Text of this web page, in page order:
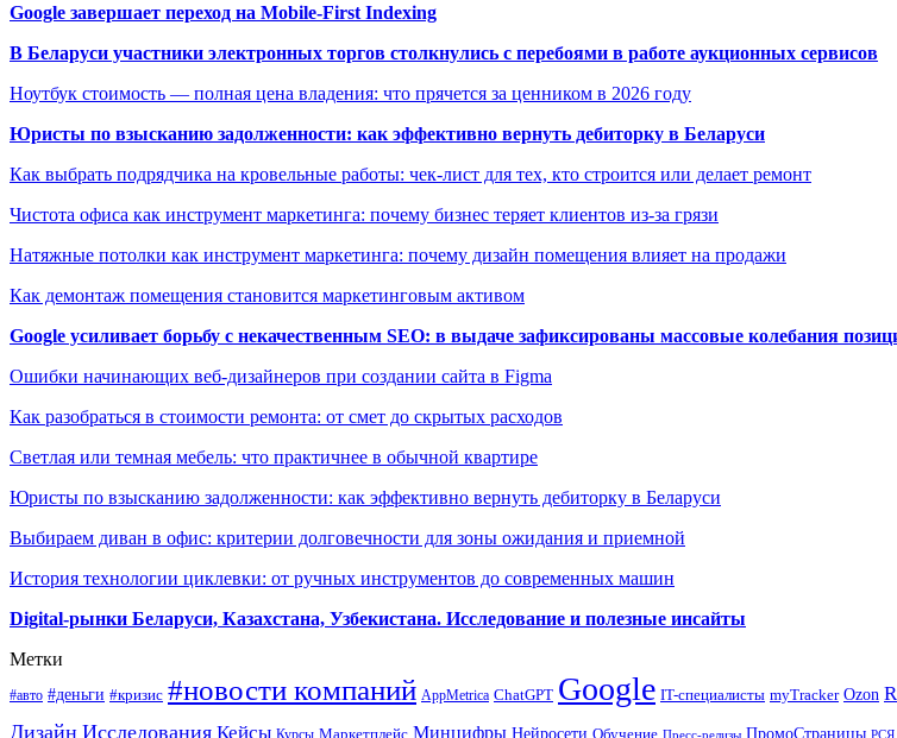
Google завершает переход на Mobile-First Indexing
В Беларуси участники электронных торгов столкнулись с перебоями в работе аукционных сервисов
Ноутбук стоимость — полная цена владения: что прячется за ценником в 2026 году
Юристы по взысканию задолженности: как эффективно вернуть дебиторку в Беларуси
Как выбрать подрядчика на кровельные работы: чек-лист для тех, кто строится или делает ремонт
Чистота офиса как инструмент маркетинга: почему бизнес теряет клиентов из-за грязи
Натяжные потолки как инструмент маркетинга: почему дизайн помещения влияет на продажи
Как демонтаж помещения становится маркетинговым активом
Google усиливает борьбу с некачественным SEO: в выдаче зафиксированы массовые колебания
Ошибки начинающих веб-дизайнеров при создании сайта в Figma
Как разобраться в стоимости ремонта: от смет до скрытых расходов
Светлая или темная мебель: что практичнее в обычной квартире
Юристы по взысканию задолженности: как эффективно вернуть дебиторку в Беларуси
Выбираем диван в офис: критерии долговечности для зоны ожидания и приемной
История технологии циклевки: от ручных инструментов до современных машин
Digital-рынки Беларуси, Казахстана, Узбекистана. Исследование и полезные инсайты
Метки
#авто #деньги #кризис #новости компаний AppMetrica ChatGPT Google IT-специалисты myTracker Ozon
Дизайн Исследования Кейсы Курсы Маркетплейс Минцифры Нейросети Обучение Пресс-релизы ПромоСтраницы РСЯ